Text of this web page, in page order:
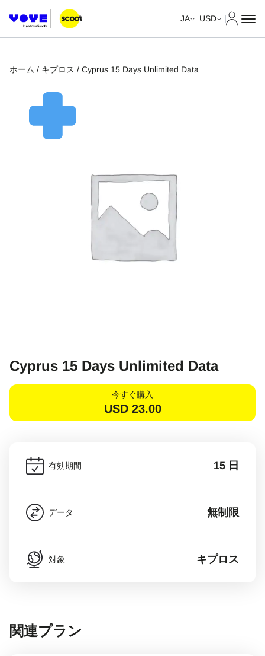
JA USD
ホーム / キプロス / Cyprus 15 Days Unlimited Data
Cyprus 15 Days Unlimited Data
今すぐ購入
USD 23.00
有効期間 15 日
データ 無制限
対象 キプロス
関連プラン